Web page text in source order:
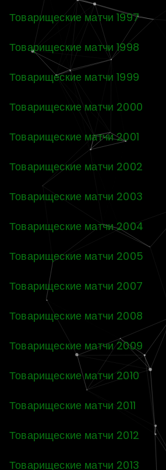
Товарищеские матчи 1997
Товарищеские матчи 1998
Товарищеские матчи 1999
Товарищеские матчи 2000
Товарищеские матчи 2001
Товарищеские матчи 2002
Товарищеские матчи 2003
Товарищеские матчи 2004
Товарищеские матчи 2005
Товарищеские матчи 2007
Товарищеские матчи 2008
Товарищеские матчи 2009
Товарищеские матчи 2010
Товарищеские матчи 2011
Товарищеские матчи 2012
Товарищеские матчи 2013